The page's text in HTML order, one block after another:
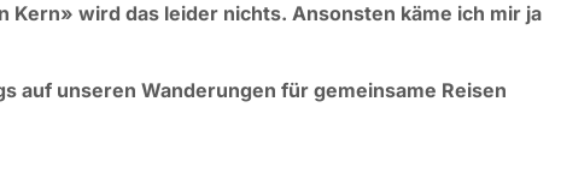
Kern» wird das leider nichts. Ansonsten käme ich mir ja
auf unseren Wanderungen für gemeinsame Reisen